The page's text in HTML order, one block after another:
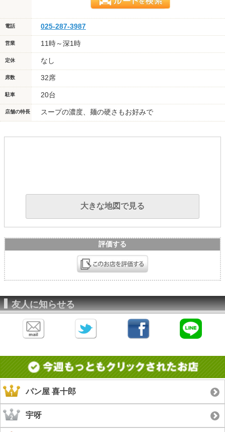
電話 025-287-3987
営業 11時～深1時
定休 なし
席数 32席
駐車 20台
店舗の特長 スープの濃度、麺の硬さもお好みで
大きな地図で見る
評価する
友人に知らせる
パン屋 喜十郎
宇呀